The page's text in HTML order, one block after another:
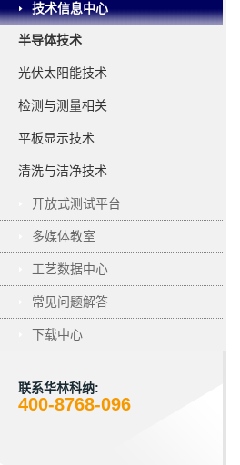
技术信息中心
半导体技术
光伏太阳能技术
检测与测量相关
平板显示技术
清洗与洁净技术
开放式测试平台
多媒体教室
工艺数据中心
常见问题解答
下载中心
联系华林科纳:
400-8768-096